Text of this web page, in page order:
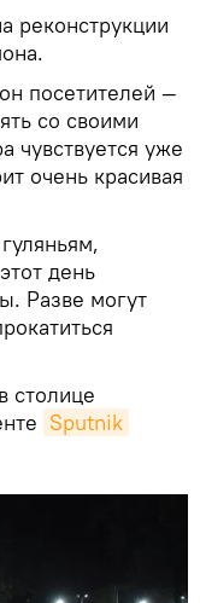
реконструкции
посетителей —
со своими
чувствуется уже
очень красивая
день
Разве могут
столице
Sputnik